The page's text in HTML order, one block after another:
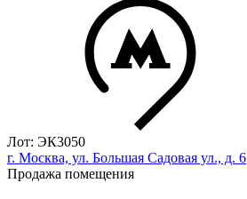
Лот: ЭК3050
г. Москва, ул. Большая Садовая ул., д. 6
Продажа помещения